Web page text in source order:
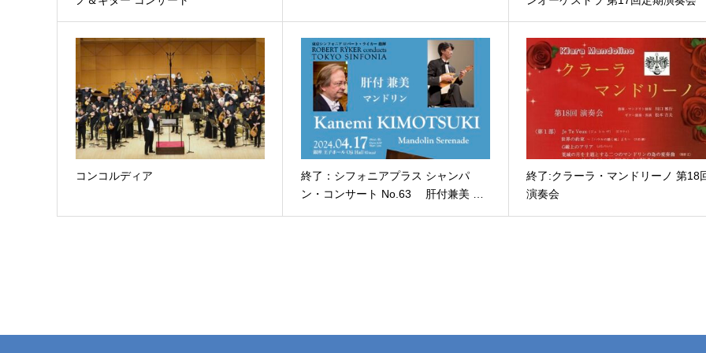
コンコルディア
終了：シフォニアプラス シャンパ
ン・コンサート No.63 肝付兼美 …
終了:クラーラ・マンドリーノ 第18
演奏会